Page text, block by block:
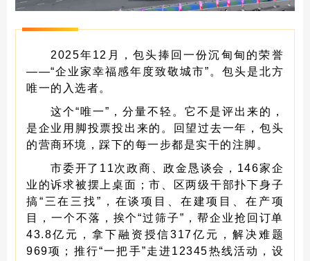
2025年12月，包头捧回一份沉甸甸的荣誉
——“企业家幸福感年度致敬城市”。包头是北方
唯一的入选者。
这个“唯一”，分量不轻。它不是评出来的，
是企业用脚投票投出来的。回望过去一年，包头
的营商环境，踩下的每一步都是实干的注脚。
市委开了11次政商、政金恳谈会，146家企
业的诉求被摆上桌面；市、区两级干部扑下身子
搞“三在三找”，在谈项目、在建项目、在产项
目，一个不落，挨个“过筛子”，帮企业抢回订单
43.8亿元，拿下融资授信317亿元，解决难题
969项；推行“一把手”走进12345热线活动，设